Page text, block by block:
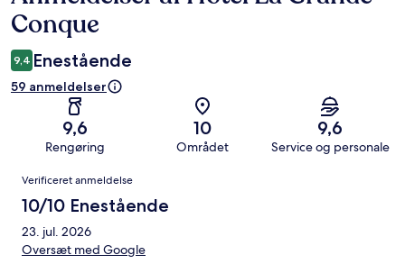
Conque
9,4 Enestående
59 anmeldelser
9,6
Rengøring
10
Området
9,6
Service og personale
Anmeldelser
Verificeret anmeldelse
10/10 Enestående
23. jul. 2026
Oversæt med Google